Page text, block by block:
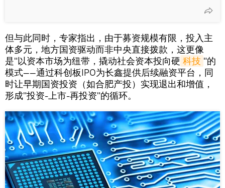
但与此同时，专家指出，由于募资规模有限，投入主
体多元，地方国资驱动而非中央直接拨款，这更像
是"以资本市场为纽带，撬动社会资本投向硬 科技 "的
模式——通过科创板IPO为长鑫提供后续融资平台，同
时让早期国资投资（如合肥产投）实现退出和增值，
形成"投资-上市-再投资"的循环。